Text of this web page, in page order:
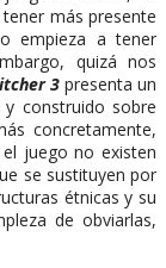
más presente
empieza a tener
quizá nos
3presenta un
construido sobre
concretamente,
juego no existen
se sustituyen por
étnicas y su
de obviarlas,